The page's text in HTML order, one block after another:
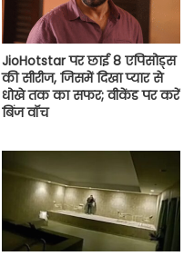
JioHotstar पर छाई 8 एपिसोड्स
की सीरीज, जिसमें दिखा प्यार से
धोखे तक का सफर; वीकेंड पर करें
बिंज वॉच